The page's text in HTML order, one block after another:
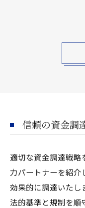
信頼の資金調
適切な資金調達戦略
力パートナーを紹介
効果的に調達いたし
法的基準と規制を順